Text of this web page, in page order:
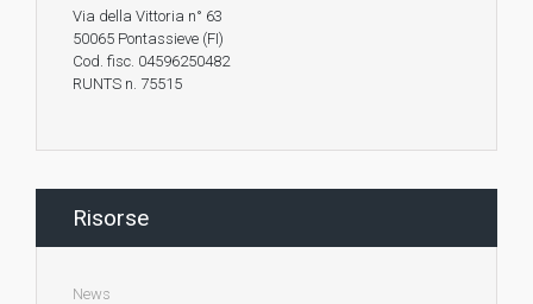
Via della Vittoria n° 63
50065 Pontassieve (FI)
Cod. fisc. 04596250482
RUNTS n. 75515
Risorse
News